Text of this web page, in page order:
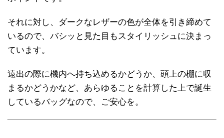
それに対し、ダークなレザーの色が全体を引き締めて
いるので、バシッと見た目もスタイリッシュに決まっ
ています。
遠出の際に機内へ持ち込めるかどうか、頭上の棚に収
まるかどうかなど、あらゆることを計算した上で誕生
しているバッグなので、ご安心を。